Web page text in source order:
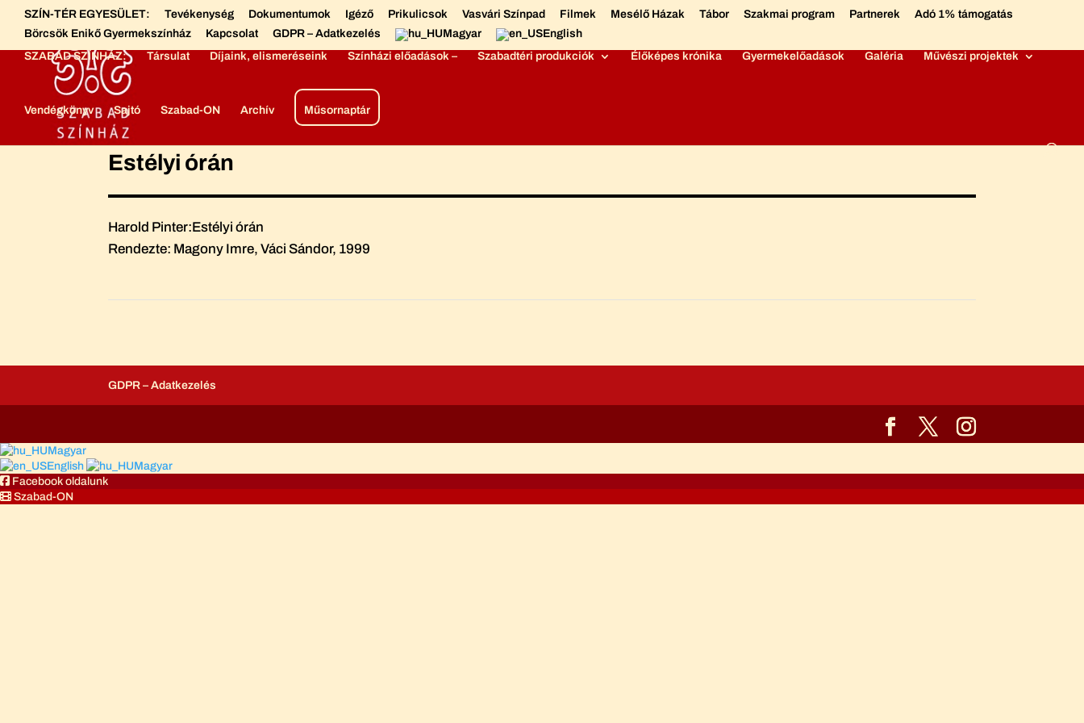
SZÍN-TÉR EGYESÜLET: Tevékenység Dokumentumok Igéző Prikulicsok Vasvári Színpad Filmek Mesélő Házak Tábor Szakmai program Partnerek
Adó 1% támogatás
Börcsök Enikő Gyermekszínház
Kapcsolat GDPR – Adatkezelés Magyar
English
SZABAD SZÍNHÁZ:
Társulat Díjaink, elismeréseink Színházi előadások – Szabadtéri produkciók Élőképes krónika Gyermekelőadások Galéria Művészi projektek
Vendégkönyv Sajtó Szabad-ON Archív Műsornaptár
Estélyi órán
Harold Pinter:Estélyi órán
Rendezte: Magony Imre, Váci Sándor, 1999
GDPR – Adatkezelés
Magyar
English
Magyar
Facebook oldalunk
Szabad-ON